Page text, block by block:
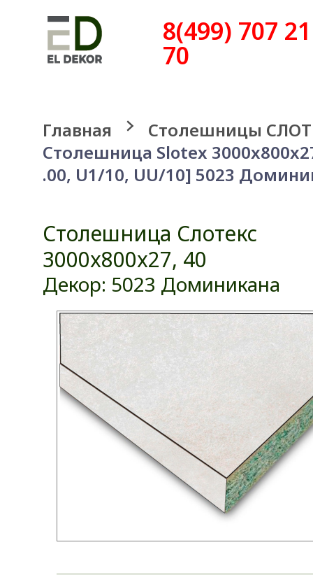
8(499) 707 21
70
Главная
Столешницы
Столешница Slotex
.00, U1/10, UU/10] 5023
Столешница Слотекс
3000x800x27, 40
Декор: 5023 Доминикана